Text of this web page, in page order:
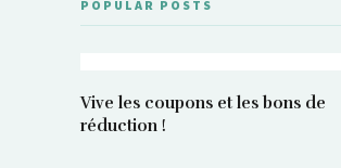
POPULAR POSTS
Vive les coupons et les bons de
réduction !